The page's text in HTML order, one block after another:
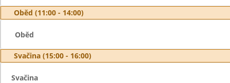
Oběd (11:00 - 14:00)
Oběd
Svačina (15:00 - 16:00)
Svačina